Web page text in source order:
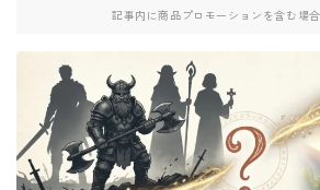
TL・BL漫画
異世界物語
漫画
記事内に商品プロモーションを含む場